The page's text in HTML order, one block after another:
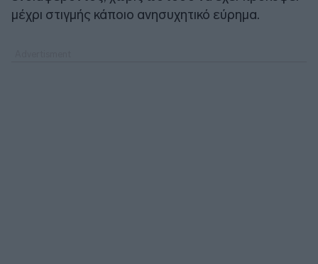
μέχρι στιγμής κάποιο ανησυχητικό εύρημα.